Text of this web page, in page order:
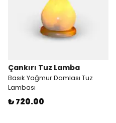
Çankırı Tuz Lamba
Basık Yağmur Damlası Tuz
Lambası
₺ 720.00